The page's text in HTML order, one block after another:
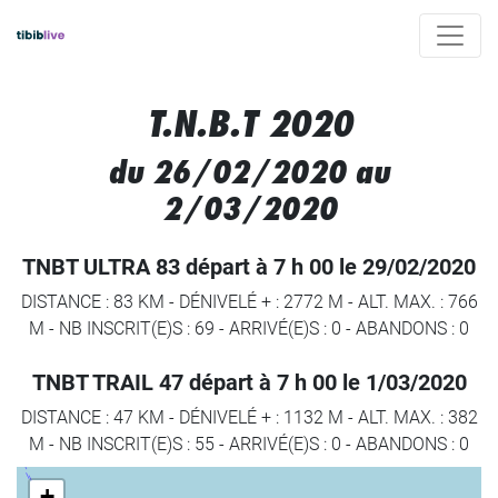
T.N.B.T 2020
du 26/02/2020 au
2/03/2020
TNBT ULTRA 83 départ à 7 h 00 le 29/02/2020
DISTANCE : 83 KM - DÉNIVELÉ + : 2772 M - ALT. MAX. : 766
M - NB INSCRIT(E)S : 69 - ARRIVÉ(E)S : 0 - ABANDONS : 0
TNBT TRAIL 47 départ à 7 h 00 le 1/03/2020
DISTANCE : 47 KM - DÉNIVELÉ + : 1132 M - ALT. MAX. : 382
M - NB INSCRIT(E)S : 55 - ARRIVÉ(E)S : 0 - ABANDONS : 0